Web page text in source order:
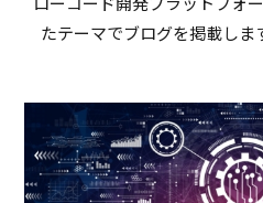
たテーマでブログを掲載しま